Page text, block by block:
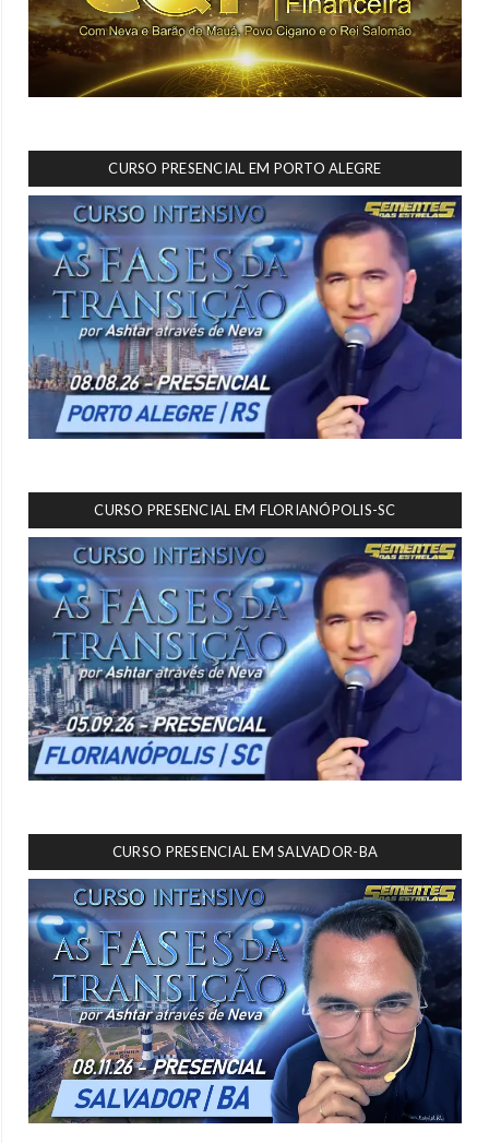
CURSO PRESENCIAL EM PORTO ALEGRE
CURSO PRESENCIAL EM FLORIANÓPOLIS-SC
CURSO PRESENCIAL EM SALVADOR-BA